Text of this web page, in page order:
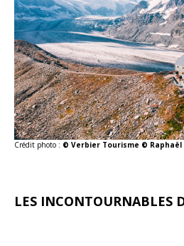
Crédit photo : © Verbier Tourisme © Raphaël
LES INCONTOURNABLES